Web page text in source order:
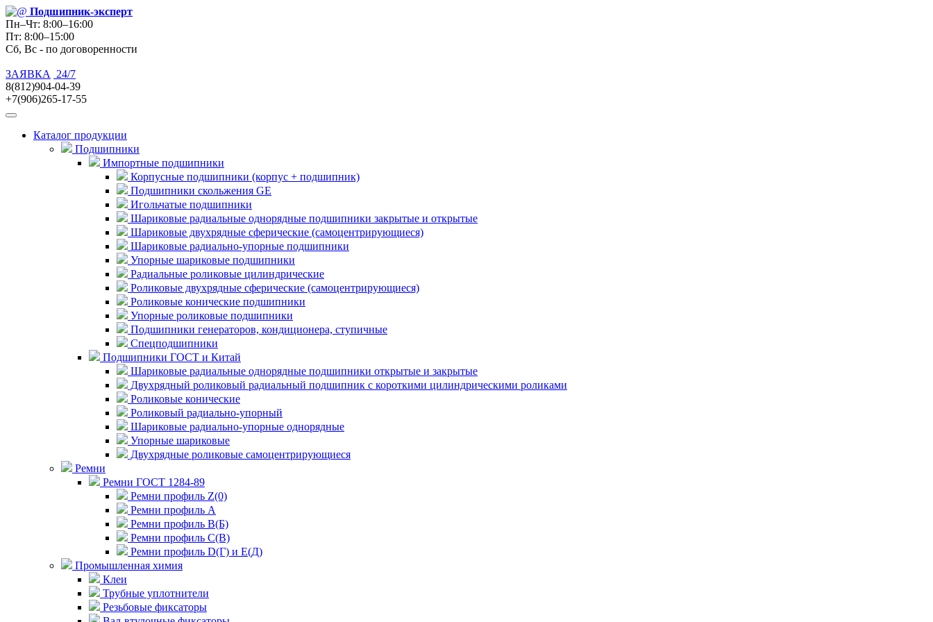
Подшипник-эксперт
Пн–Чт: 8:00–16:00
Пт: 8:00–15:00
Сб, Вс - по договоренности
ЗАЯВКА
24/7
8(812)904-04-39
+7(906)265-17-55
Каталог продукции
Подшипники
Импортные подшипники
Корпусные подшипники (корпус + подшипник)
Подшипники скольжения GE
Игольчатые подшипники
Шариковые радиальные однорядные подшипники закрытые и открытые
Шариковые двухрядные сферические (самоцентрирующиеся)
Шариковые радиально-упорные подшипники
Упорные шариковые подшипники
Радиальные роликовые цилиндрические
Роликовые двухрядные сферические (самоцентрирующиеся)
Роликовые конические подшипники
Упорные роликовые подшипники
Подшипники генераторов, кондиционера, ступичные
Спецподшипники
Подшипники ГОСТ и Китай
Шариковые радиальные однорядные подшипники открытые и закрытые
Двухрядный роликовый радиальный подшипник с короткими цилиндрическими роликами
Роликовые конические
Роликовый радиально-упорный
Шариковые радиально-упорные однорядные
Упорные шариковые
Двухрядные роликовые самоцентрирующиеся
Ремни
Ремни ГОСТ 1284-89
Ремни профиль Z(0)
Ремни профиль А
Ремни профиль В(Б)
Ремни профиль С(В)
Ремни профиль D(Г) и E(Д)
Промышленная химия
Клеи
Трубные уплотнители
Резьбовые фиксаторы